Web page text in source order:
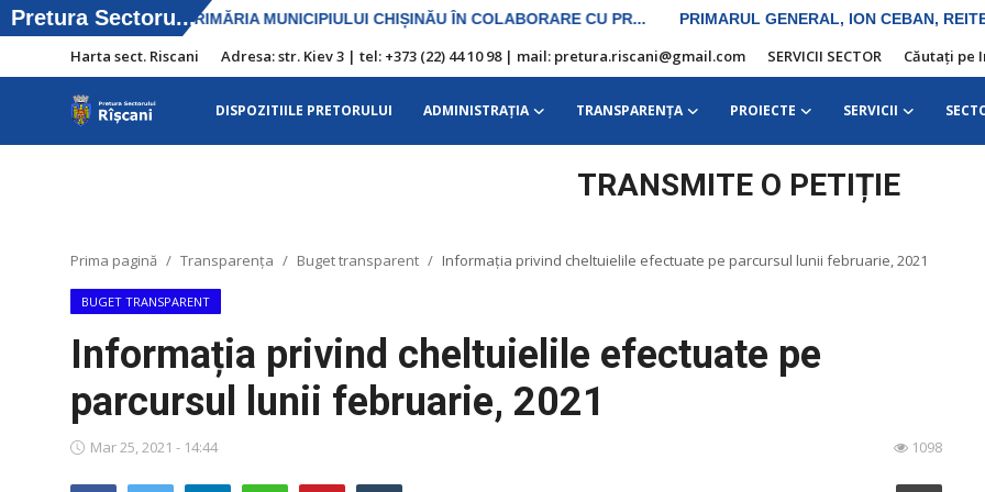
Harta sect. Riscani Adresa: str. Kiev 3 | tel: +373 (22) 44 10 98 | mail: pretura.riscani@gmail.com SERVICII SECTOR Căutați pe
DISPOZITIILE PRETORULUI ADMINISTRAŢIA TRANSPARENȚA PROIECTE SERVICII
98 | mail: pretura.riscani@gmail.com
SERVICII SECTOR
ADMINISTRAŢIA
Transparența
Proiecte
TRANSMITE O PETIȚIE
Prima pagină Transparența Buget transparent Informația privind cheltuielile efectuate pe parcursul lunii februarie, 2021
BUGET TRANSPARENT
Informația privind cheltuielile efectuate pe
parcursul lunii februarie, 2021
Mar 25, 2021 - 14:44 1098